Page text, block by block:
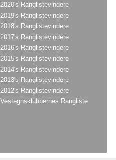
2020's Ranglistevindere
2019's Ranglistevindere
2018's Ranglistevindere
2017's Ranglistevindere
2016's Ranglistevindere
2015's Ranglistevindere
2014's Ranglistevindere
2013's Ranglistevindere
2012's Ranglistevindere
Vestegnsklubbernes Rangliste